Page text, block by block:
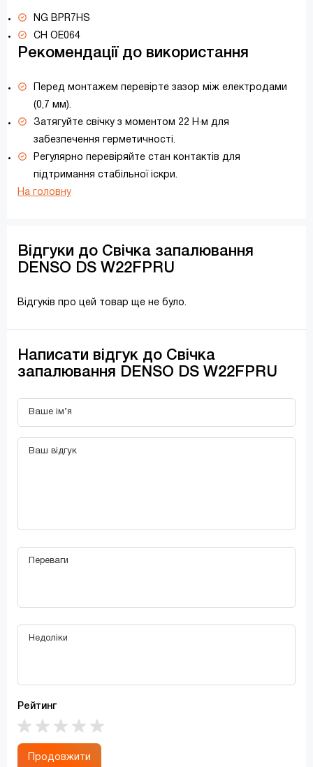
NG BPR7HS
CH OE064
Рекомендації до використання
Перед монтажем перевірте зазор між електродами
(0,7 мм).
Затягуйте свічку з моментом 22 Н·м для
забезпечення герметичності.
Регулярно перевіряйте стан контактів для
підтримання стабільної іскри.
На головну
Відгуки до Свічка запалювання
DENSO DS W22FPRU
Відгуків про цей товар ще не було.
Написати відгук до Свічка
запалювання DENSO DS W22FPRU
Рейтинг
Продовжити